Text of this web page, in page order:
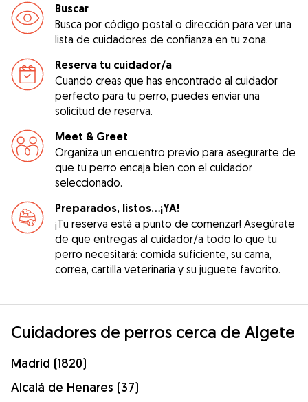
Buscar
Busca por código postal o dirección para ver una
lista de cuidadores de confianza en tu zona.
Reserva tu cuidador/a
Cuando creas que has encontrado al cuidador
perfecto para tu perro, puedes enviar una
solicitud de reserva.
Meet & Greet
Organiza un encuentro previo para asegurarte de
que tu perro encaja bien con el cuidador
seleccionado.
Preparados, listos...¡YA!
¡Tu reserva está a punto de comenzar! Asegúrate
de que entregas al cuidador/a todo lo que tu
perro necesitará: comida suficiente, su cama,
correa, cartilla veterinaria y su juguete favorito.
Cuidadores de perros cerca de Algete
Madrid (1820)
Alcalá de Henares (37)